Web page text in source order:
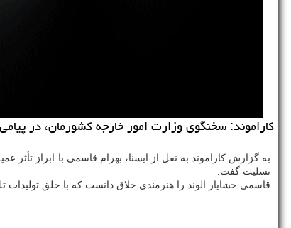
كاراموند: سخنگوی وزارت امور خارجه كشورمان، در
به گزارش كاراموند به نقل از ایسنا، بهرام قاسمی با ابراز تأثر
تسلیت گفت.
قاسمی خشایار الوند را هنرمندی خلاق دانست كه با خلق